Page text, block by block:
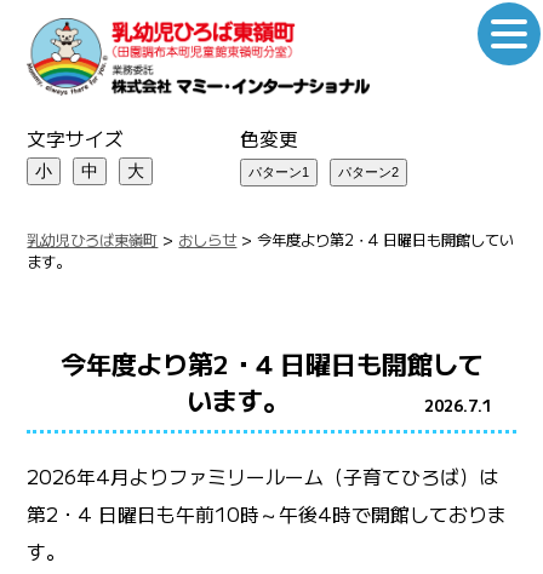
文字サイズ
小 中 大
色変更
乳幼児ひろば東嶺町 > おしらせ>今年度より第2・4 日曜日も開館してい
ます。
今年度より第2・4 日曜日も開館して
います。
2026.7.1
2026年4月よりファミリールーム（子育てひろば）は
第2・4 日曜日も午前10時～午後4時で開館しておりま
す。